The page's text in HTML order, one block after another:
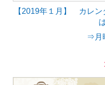
【2019年１月】 カレ
⇒月